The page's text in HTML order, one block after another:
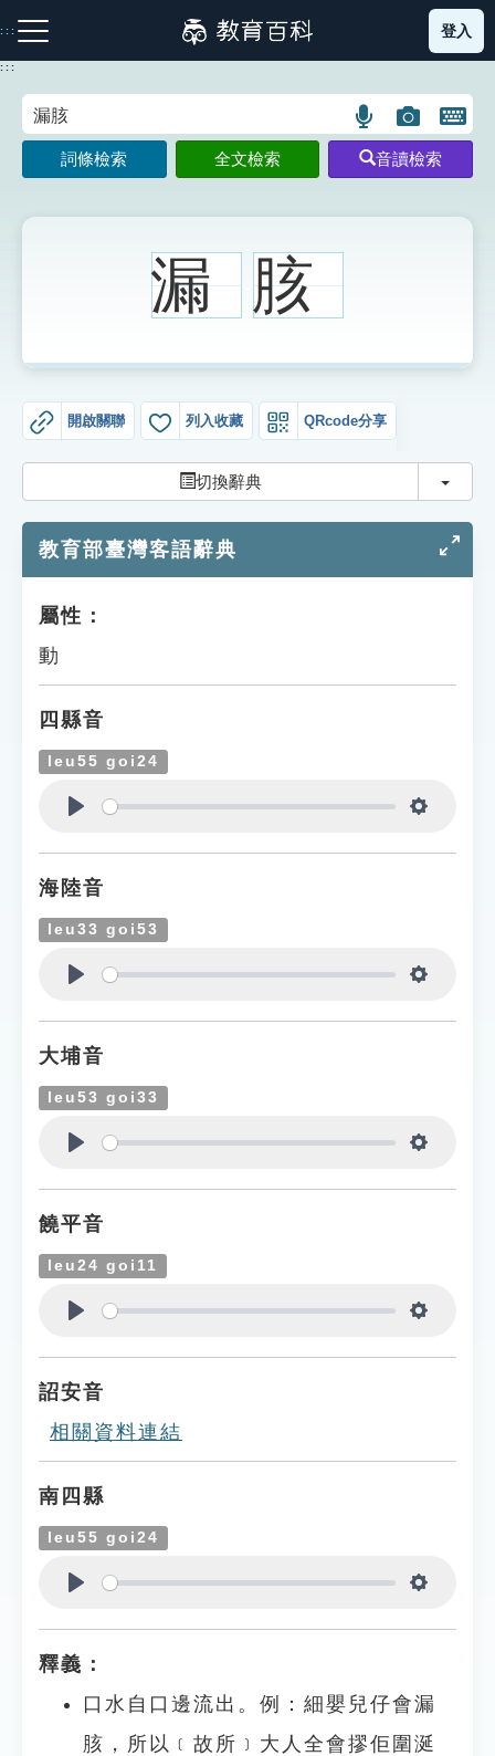
到
主
:::
注音索引圖示 筆畫索引圖示 部首索引表圖示
生字詞彙表
知識索引
遊戲專區
教學應用
貓頭鷹博士
登入
:::
語
言
搜
圖
片
搜
開
鍵
圖
詞條檢索 全文檢索 音讀檢索
漏 胲
開啟關聯 列入收藏 QRcode分享
切換辭典 切換
教育部臺灣客語辭典
屬性：
動
四縣音
leu55 goi24
海陸音
leu33 goi53
大埔音
leu53 goi33
饒平音
leu24 goi11
詔安音
相關資料連結
南四縣
leu55 goi24
釋義：
口水自口邊流出。例：細嬰兒仔會漏
胲，所以﹝故所﹞大人全會摎佢圍涎